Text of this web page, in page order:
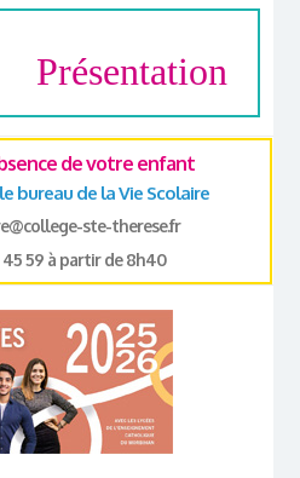
Présentation
de votre enfant
bureau de la Vie Scolaire
ste-therese.fr
45 59 à partir de 8h40